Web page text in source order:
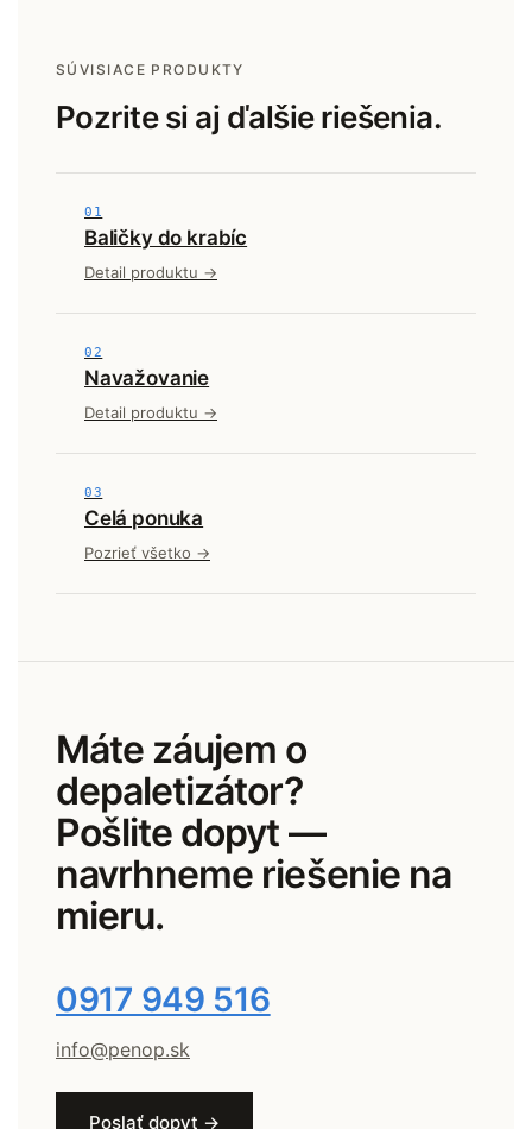
SÚVISIACE PRODUKTY
Pozrite si aj ďalšie riešenia.
01
Baličky do krabíc
Detail produktu →
02
Navažovanie
Detail produktu →
03
Celá ponuka
Pozrieť všetko →
Máte záujem o
depaletizátor?
Pošlite dopyt —
navrhneme riešenie na
mieru.
0917 949 516
info@penop.sk
Poslať dopyt →